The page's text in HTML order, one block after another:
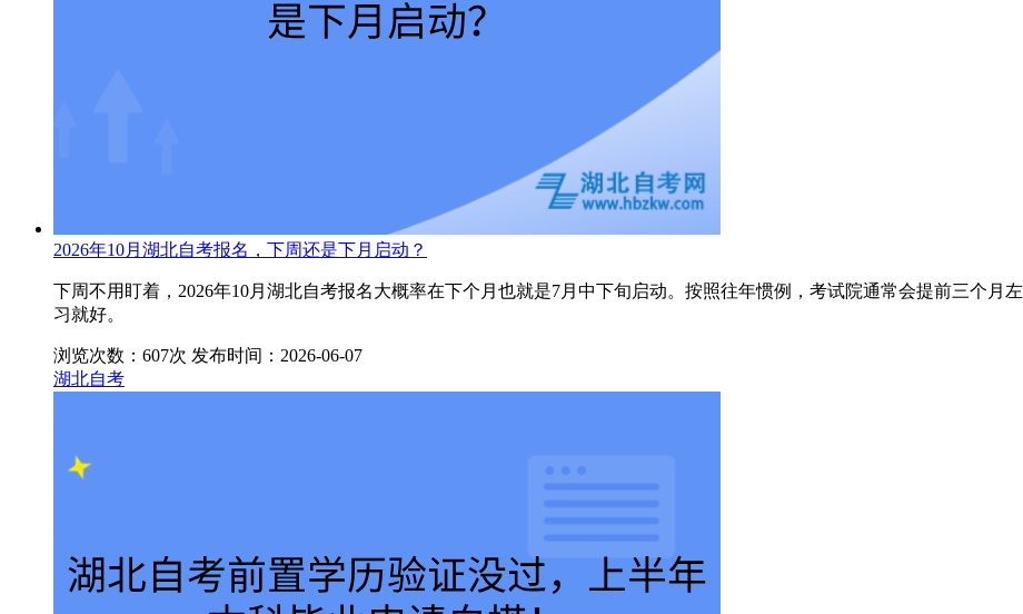
2026年10月湖北自考报名，下周还是下月启动？
下周不用盯着，2026年10月湖北自考报名大概率在下个月也就是7月中下旬启动。按照往年惯例，考试院通常会提前三个月
习就好。
浏览次数：607次 发布时间：2026-06-07
湖北自考